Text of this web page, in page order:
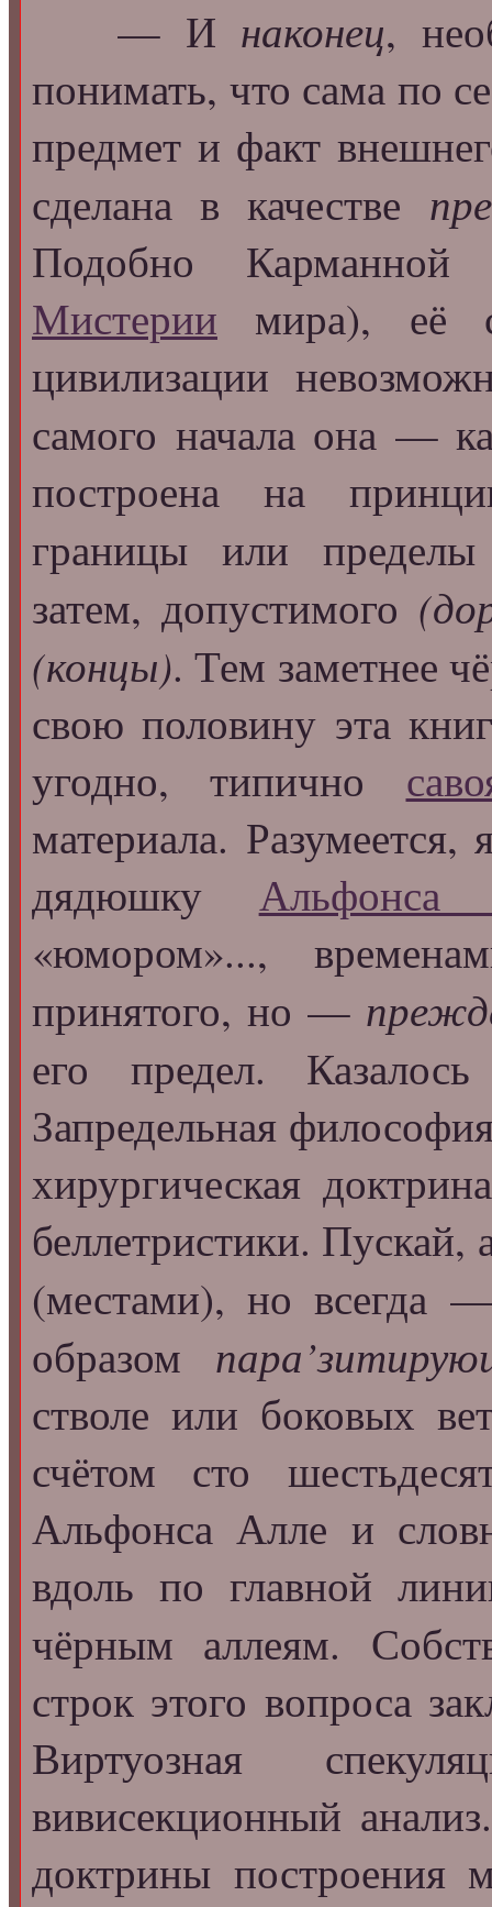
— И наконец,
понимать, что сама по
предмет и факт
сделана в качестве
Подобно
Мистерии мира), её
цивилизации
самого начала она —
построена на
границы или
затем, допустимого
(концы). Тем заметнее
свою половину эта
угодно, типично
материала.
дядюшку Альфонса
«юмором»...,
принятого, но —
его предел.
Запредельная
хирургическая
беллетристики. Пускай,
(местами), но всегда
образом
стволе или боковых
счётом сто
Альфонса Алле и
вдоль по главной
чёрным аллеям.
строк этого вопроса
Виртуозная
вивисекционный
доктрины